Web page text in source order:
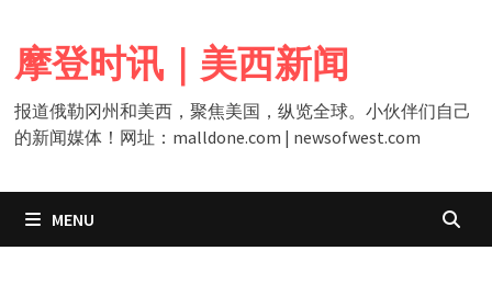
content
摩登时讯｜美西新闻
报道俄勒冈州和美西，聚焦美国，纵览全球。小伙伴们自己
的新闻媒体！网址：malldone.com | newsofwest.com
MENU